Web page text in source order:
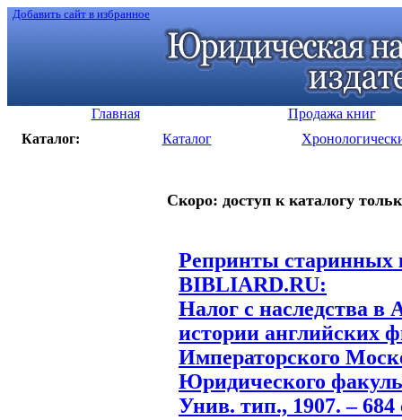
Добавить сайт в избранное
Главная
Продажа книг
Каталог:
Каталог
Скоро: доступ к каталогу
Репринты старинных
BIBLIARD.RU:
Налог с наследства в
истории английских
Императорского
Юридического
Унив. тип., 1907. – 684